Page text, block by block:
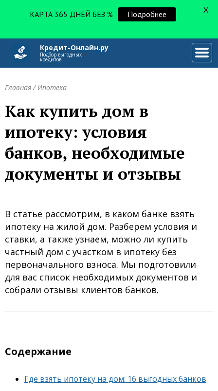
Кредит-Онлайн.ру
Подбор выгодных
кредитов.
###
Главная/Ипотека
Как купить дом в
ипотеку: условия
банков, необходимые
документы и отзывы
В статье рассмотрим, в каком банке взять
ипотеку на жилой дом. Разберем условия и
ставки, а также узнаем, можно ли купить
частный дом с участком в ипотеку без
первоначального взноса. Мы подготовили
для вас список необходимых документов и
собрали отзывы клиентов банков.
Содержание
Где взять ипотеку на дом: 16 выгодных банков
КАРТА 365 ДНЕЙ БЕЗ % Подробнее X